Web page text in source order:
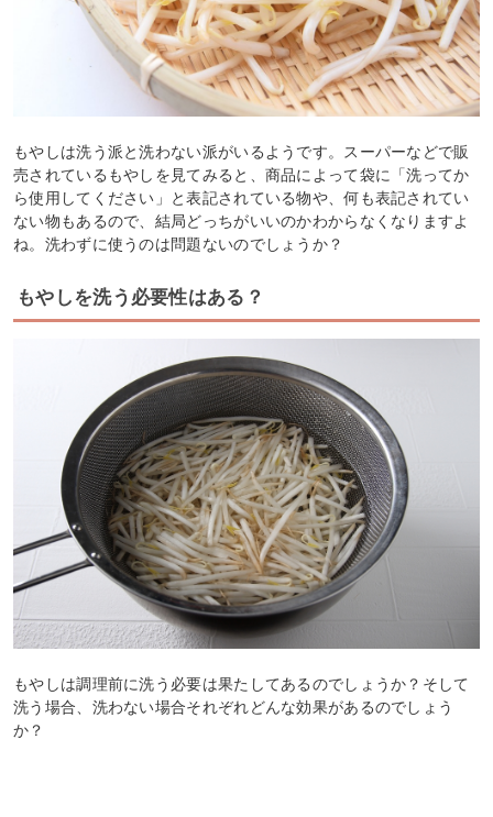
もやしは洗う派と洗わない派がいるようです。スーパーなどで販
売されているもやしを見てみると、商品によって袋に「洗ってか
ら使用してください」と表記されている物や、何も表記されてい
ない物もあるので、結局どっちがいいのかわからなくなりますよ
ね。洗わずに使うのは問題ないのでしょうか？
もやしを洗う必要性はある？
もやしは調理前に洗う必要は果たしてあるのでしょうか？そして
洗う場合、洗わない場合それぞれどんな効果があるのでしょう
か？